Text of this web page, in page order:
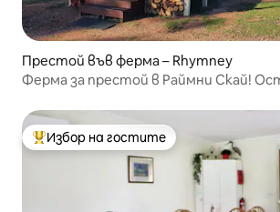
Престой във ферма – Rhymney
Ферма за престой в Раймни Скай!
Най-популярен избор на гостите
Избор на гостите